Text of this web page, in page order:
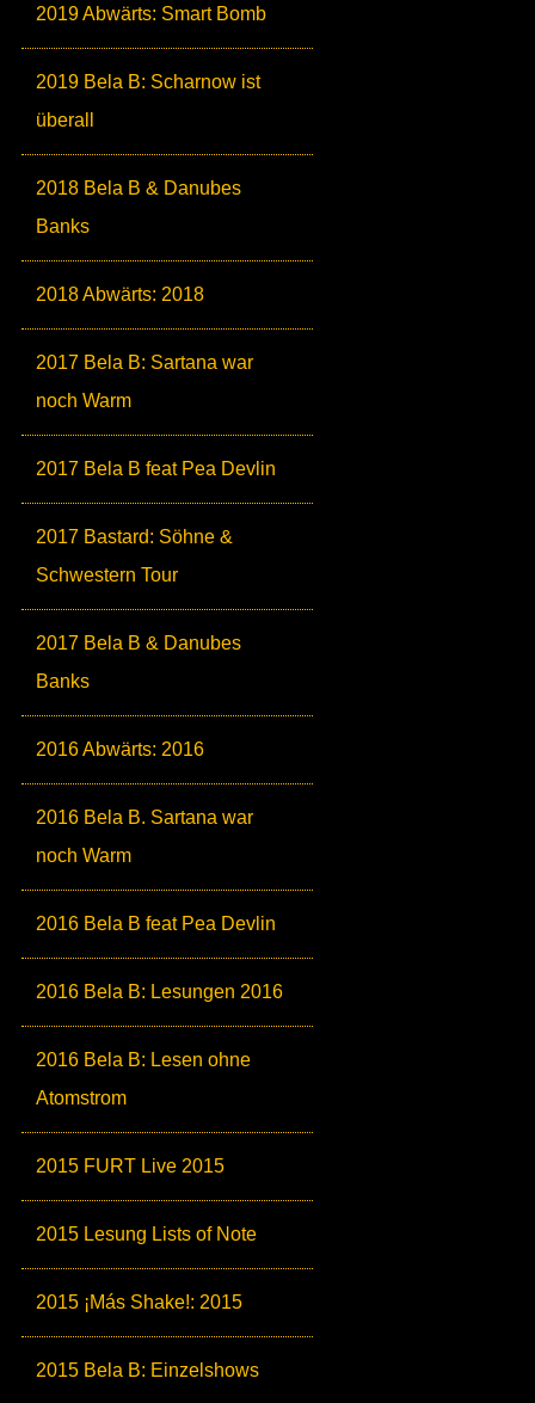
2019 Abwärts: Smart Bomb
2019 Bela B: Scharnow ist
überall
2018 Bela B & Danubes
Banks
2018 Abwärts: 2018
2017 Bela B: Sartana war
noch Warm
2017 Bela B feat Pea Devlin
2017 Bastard: Söhne &
Schwestern Tour
2017 Bela B & Danubes
Banks
2016 Abwärts: 2016
2016 Bela B. Sartana war
noch Warm
2016 Bela B feat Pea Devlin
2016 Bela B: Lesungen 2016
2016 Bela B: Lesen ohne
Atomstrom
2015 FURT Live 2015
2015 Lesung Lists of Note
2015 ¡Más Shake!: 2015
2015 Bela B: Einzelshows